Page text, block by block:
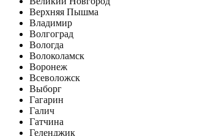
Верхняя Пышма
Владимир
Волгоград
Вологда
Волоколамск
Воронеж
Всеволожск
Выборг
Гагарин
Галич
Гатчина
Геленджик